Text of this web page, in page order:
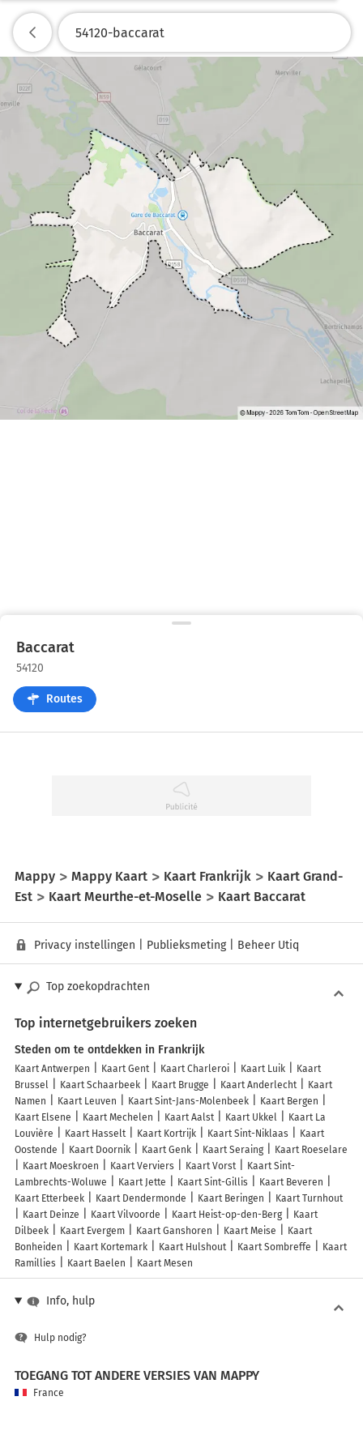
Baccarat
54120
Routes
Mappy Mappy Kaart Kaart Frankrijk
Kaart Grand-
Est
Kaart Meurthe-et-Moselle Kaart Baccarat
Privacy instellingen Publieksmeting| Beheer Utiq
Top zoekopdrachten
Top internetgebruikers zoeken
Steden om te ontdekken in Frankrijk
Kaart Antwerpen Kaart Gent Kaart Charleroi Kaart Luik
Kaart
Brussel
Kaart Schaarbeek Kaart Brugge Kaart Anderlecht
Kaart
Namen
Kaart Leuven Kaart Sint-Jans-Molenbeek
Kaart Bergen
Kaart Elsene
Kaart Mechelen Kaart Aalst Kaart Ukkel
Kaart La
Louvière
Kaart Hasselt Kaart Kortrijk Kaart Sint-Niklaas
Kaart
Oostende
Kaart Doornik Kaart Genk Kaart Seraing
Kaart Roeselare
Kaart Moeskroen
Kaart Verviers Kaart Vorst
Kaart Sint-
Lambrechts-Woluwe
Kaart Jette Kaart Sint-Gillis
Kaart Beveren
Kaart Etterbeek
Kaart Dendermonde Kaart Beringen
Kaart Turnhout
Kaart Deinze
Kaart Vilvoorde Kaart Heist-op-den-Berg
Kaart
Dilbeek
Kaart Evergem Kaart Ganshoren Kaart Meise
Kaart
Bonheiden
Kaart Kortemark Kaart Hulshout Kaart Sombreffe
Kaart
Ramillies
Kaart Baelen Kaart Mesen
Info, hulp
Hulp nodig?
TOEGANG TOT ANDERE VERSIES VAN MAPPY
France